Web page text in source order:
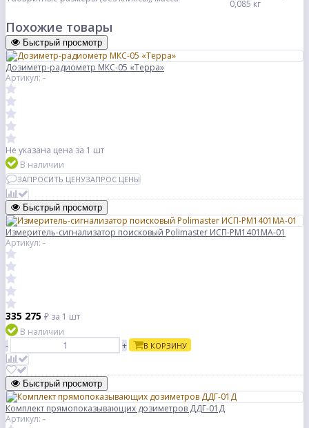
0,085 кг
Похожие товары
Быстрый просмотр
Дозиметр-радиометр МКС-05 «Терра»
Артикул: -
Не указана цена за 1 шт
В наличии
ЗАПРОСИТЬ ЦЕНУЗАПРОС ЦЕНЫ
Быстрый просмотр
Измеритель-сигнализатор поисковый Polimaster ИСП-РМ1401МА-01
Артикул: -
335 275 ₽ за 1 шт
В наличии
-
+ В КОРЗИНУ
Быстрый просмотр
Комплект прямопоказывающих дозиметров ДДГ-01Д
Артикул: -